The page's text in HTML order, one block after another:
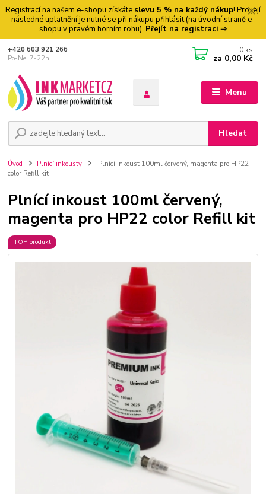
Registrací na našem e-shopu získáte slevu 5 % na každý nákup! Pro její
následné uplatnění je nutné se při nákupu přihlásit (na úvodní straně e-
shopu v pravém horním rohu). Přejít na registraci ⇒
Menu
Hledat
+420 603 921 266
Po-Ne, 7-22h
0 ks
za 0,00 Kč
Úvod Plnící inkousty
Plnící inkoust 100ml červený, magenta pro HP22
color Refill kit
Plnící inkoust 100ml červený,
magenta pro HP22 color Refill kit
TOP produkt